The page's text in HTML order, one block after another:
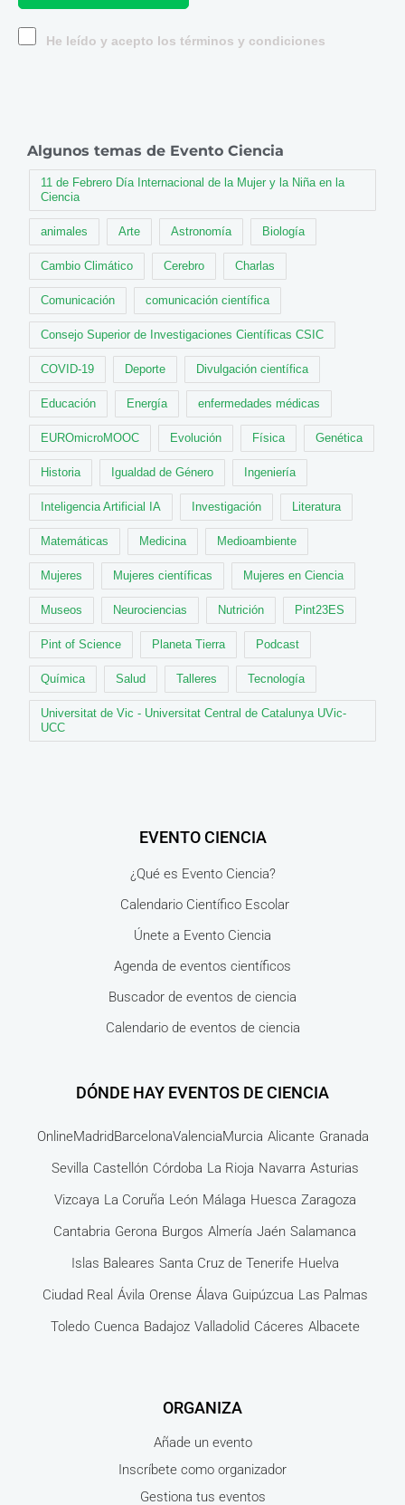
He leído y acepto los términos y condiciones
Algunos temas de Evento Ciencia
11 de Febrero Día Internacional de la Mujer y la Niña en la
Ciencia
animales Arte Astronomía Biología
Cambio Climático Cerebro Charlas
Comunicación comunicación científica
Consejo Superior de Investigaciones Científicas CSIC
COVID-19 Deporte Divulgación científica
Educación Energía enfermedades médicas
EUROmicroMOOC Evolución Física Genética
Historia Igualdad de Género Ingeniería
Inteligencia Artificial IA Investigación Literatura
Matemáticas Medicina Medioambiente
Mujeres Mujeres científicas Mujeres en Ciencia
Museos Neurociencias Nutrición Pint23ES
Pint of Science Planeta Tierra Podcast
Química Salud Talleres Tecnología
Universitat de Vic - Universitat Central de Catalunya UVic-
UCC
EVENTO CIENCIA
¿Qué es Evento Ciencia?
Calendario Científico Escolar
Únete a Evento Ciencia
Agenda de eventos científicos
Buscador de eventos de ciencia
Calendario de eventos de ciencia
DÓNDE HAY EVENTOS DE CIENCIA
OnlineMadridBarcelonaValenciaMurcia Alicante Granada
Sevilla Castellón Córdoba La Rioja Navarra Asturias
Vizcaya La Coruña León Málaga Huesca Zaragoza
Cantabria Gerona Burgos Almería Jaén Salamanca
Islas Baleares Santa Cruz de Tenerife Huelva
Ciudad Real Ávila Orense Álava Guipúzcua Las Palmas
Toledo Cuenca Badajoz Valladolid Cáceres Albacete
ORGANIZA
Añade un evento
Inscríbete como organizador
Gestiona tus eventos